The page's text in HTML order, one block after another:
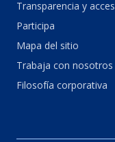
Transparencia y
Participa
Mapa del sitio
Trabaja con nosotros
Filosofía corporativa